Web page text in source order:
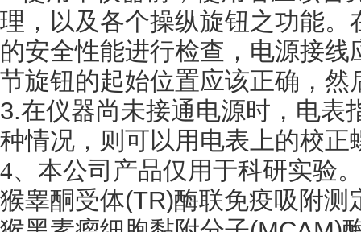
理，以及各个操纵旋钮之功能
的安全性能进行检查，电源接
节旋钮的起始位置应该正确，然
3.在仪器尚未接通电源时，电表
种情况，则可以用电表上的校正
4、 本公司产品仅用于科研实验
猴睾酮受体(TR)酶联免疫吸附测